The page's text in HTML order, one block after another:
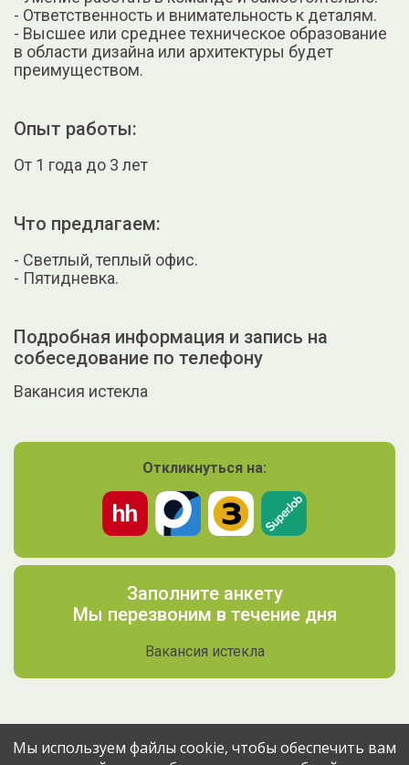
- Ответственность и внимательность к деталям.
- Высшее или среднее техническое образование
в области дизайна или архитектуры будет
преимуществом.
Опыт работы:
От 1 года до 3 лет
Что предлагаем:
- Светлый, теплый офис.
- Пятидневка.
Подробная информация и запись на
собеседование по телефону
Вакансия истекла
Откликнуться на:
Заполните анкету
Мы перезвоним в течение дня
Вакансия истекла
Мы используем файлы cookie, чтобы обеспечить вам